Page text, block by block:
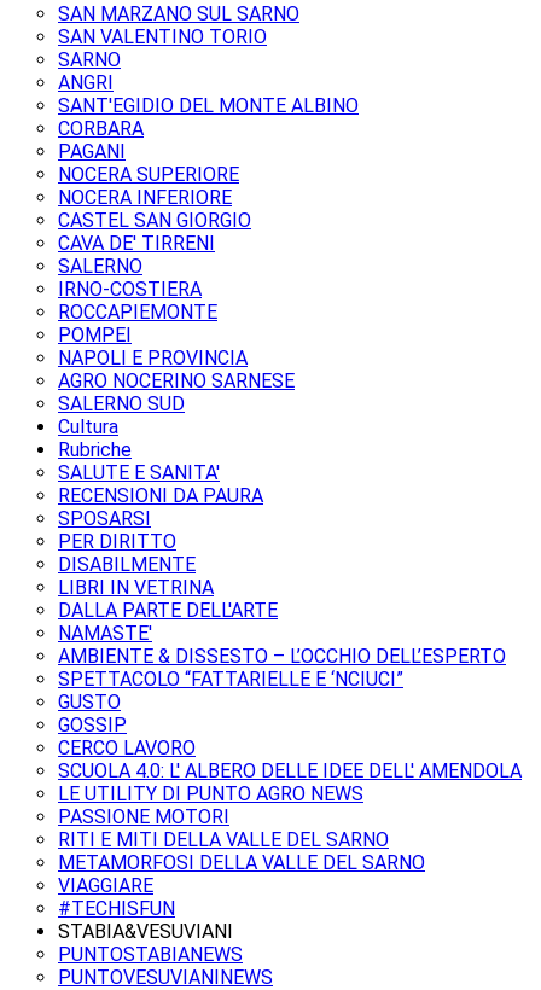
SAN MARZANO SUL SARNO
SAN VALENTINO TORIO
SARNO
ANGRI
SANT'EGIDIO DEL MONTE ALBINO
CORBARA
PAGANI
NOCERA SUPERIORE
NOCERA INFERIORE
CASTEL SAN GIORGIO
CAVA DE' TIRRENI
SALERNO
IRNO-COSTIERA
ROCCAPIEMONTE
POMPEI
NAPOLI E PROVINCIA
AGRO NOCERINO SARNESE
SALERNO SUD
Cultura
Rubriche
SALUTE E SANITA'
RECENSIONI DA PAURA
SPOSARSI
PER DIRITTO
DISABILMENTE
LIBRI IN VETRINA
DALLA PARTE DELL'ARTE
NAMASTE'
AMBIENTE & DISSESTO – L’OCCHIO DELL’ESPERTO
SPETTACOLO “FATTARIELLE E ‘NCIUCI”
GUSTO
GOSSIP
CERCO LAVORO
SCUOLA 4.0: L' ALBERO DELLE IDEE DELL' AMENDOLA
LE UTILITY DI PUNTO AGRO NEWS
PASSIONE MOTORI
RITI E MITI DELLA VALLE DEL SARNO
METAMORFOSI DELLA VALLE DEL SARNO
VIAGGIARE
#TECHISFUN
STABIA&VESUVIANI
PUNTOSTABIANEWS
PUNTOVESUVIANINEWS